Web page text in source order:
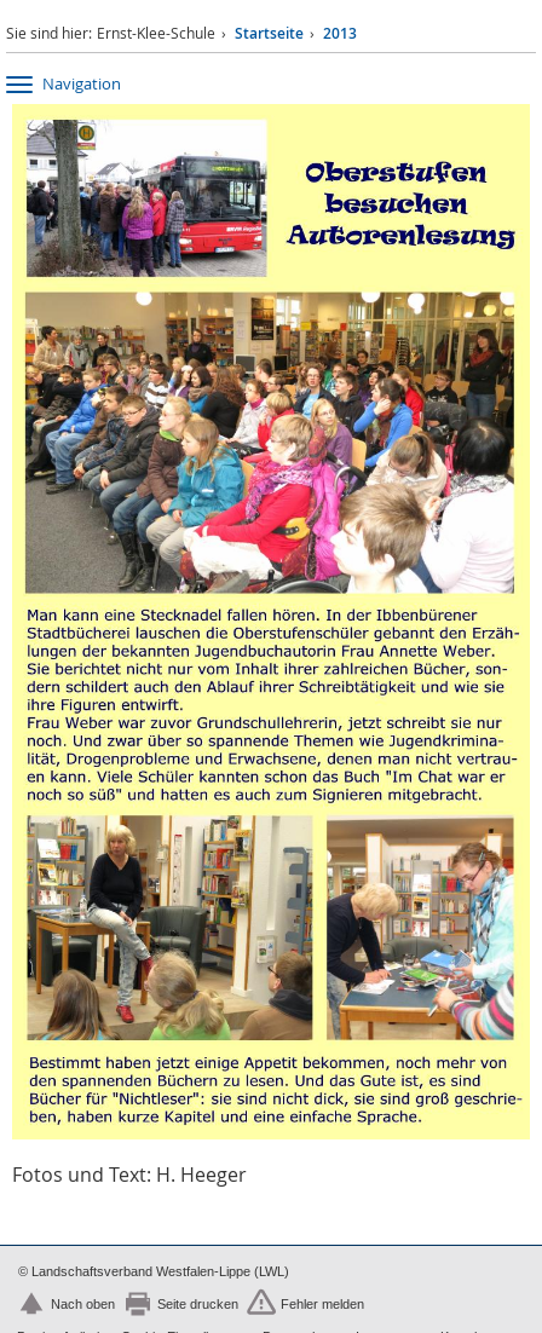
Sie sind hier: Ernst-Klee-Schule Startseite 2013
Navigation
Fotos und Text: H. Heeger
© Landschaftsverband Westfalen-Lippe (LWL)
Nach oben Seite drucken Fehler melden